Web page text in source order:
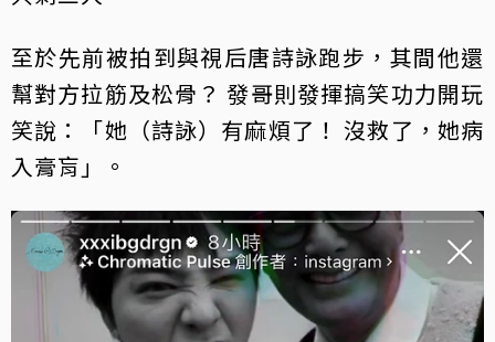
至於先前被拍到與視后唐詩詠跑步，其間他還
幫對方拉筋及松骨？ 發哥則發揮搞笑功力開玩
笑說：「她（詩詠）有麻煩了！ 沒救了，她病
入膏肓」。